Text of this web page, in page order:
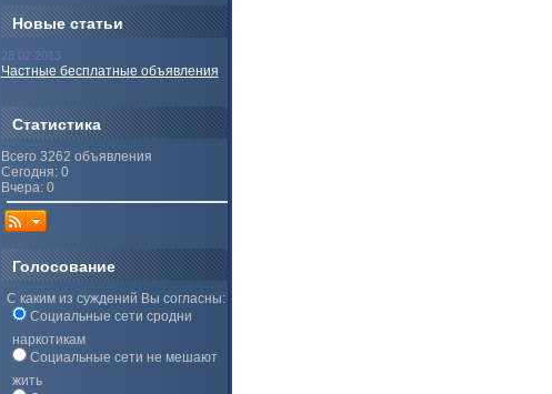
Новые статьи
28.02.2013
Частные бесплатные объявления
Статистика
Всего 3262 объявления
Сегодня: 0
Вчера: 0
Голосование
С каким из суждений Вы согласны:
Социальные сети сродни
наркотикам
Социальные сети не мешают
жить